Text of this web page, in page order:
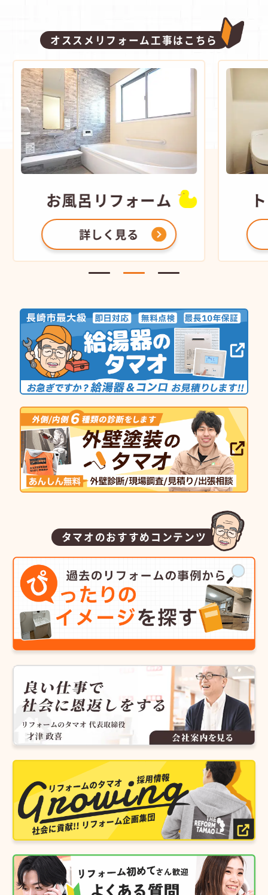
オススメリフォーム工事はこちら
お風呂 リフォーム
詳しく見る
タマオのおすすめコンテンツ